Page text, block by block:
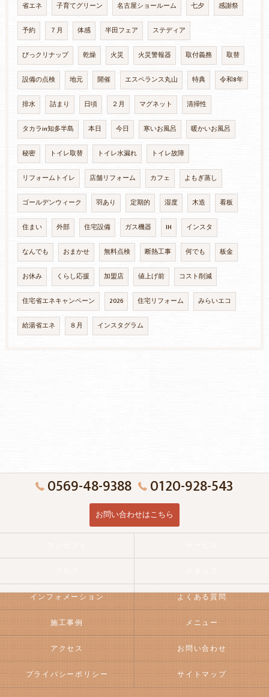
省エネ 子育てグリーン 名古屋ショールーム 七夕 感謝祭
予約 ７月 体感 半田フェア ステディア
びっクリナップ 乾燥 火災 火災警報器 取付義務 取替
設備の点検 地元 開催 エスペランス丸山 特典 令和8年
排水 詰まり 日頃 ２月 マグネット 清掃性
タカラin知多半島 本日 今日 寒いお風呂 暖かいお風呂
秘密 トイレ取替 トイレ水漏れ トイレ故障
リフォームトイレ 店舗リフォーム カフェ よもぎ蒸し
ゴールデンウィーク 羽あり 定期的 湿度 木造 看板
住まい 外部 住宅設備 ガス機器 IH インスタ
なんでも おまかせ 無料点検 断熱工事 何でも 板金
お休み くらし応援 加盟店 値上げ前 コスト削減
住宅省エネキャンペーン 2026 住宅リフォーム みらいエコ
給湯省エネ ８月 インスタグラム
0569-48-9388 0120-928-543
お問い合わせはこちら
インフォメーション よくある質問
施工事例 メニュー
アクセス お問い合わせ
プライバシーポリシー サイトマップ